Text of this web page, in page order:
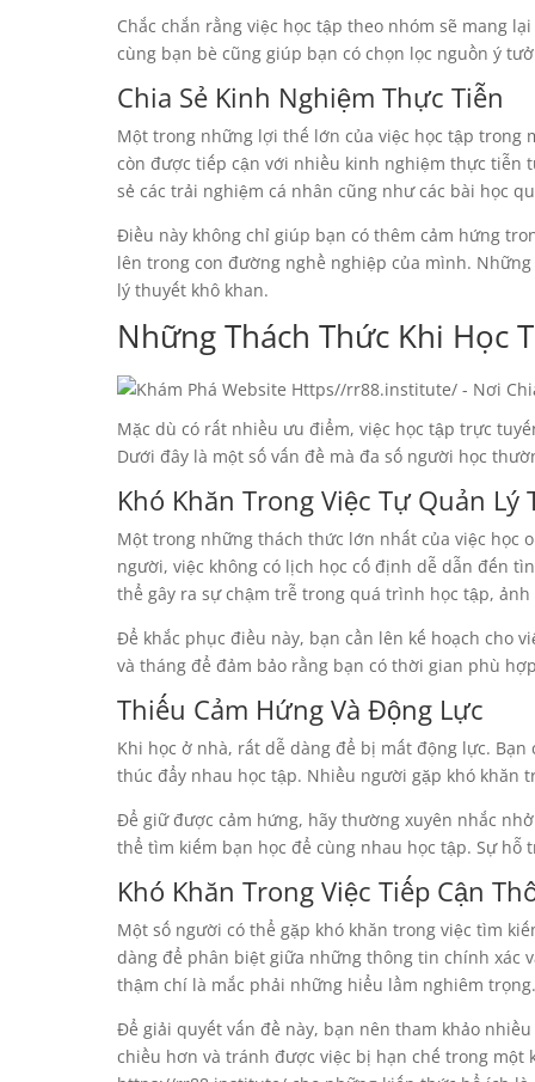
Chắc chắn rằng việc học tập theo nhóm sẽ mang
cùng bạn bè cũng giúp bạn có chọn lọc nguồn ý
Chia Sẻ Kinh Nghiệm Thực Tiễn
Một trong những lợi thế lớn của việc học tập
còn được tiếp cận với nhiều kinh nghiệm thực tiễn
sẻ các trải nghiệm cá nhân cũng như các bài học
Điều này không chỉ giúp bạn có thêm cảm hứng
lên trong con đường nghề nghiệp của mình.
lý thuyết khô khan.
Những Thách Thức Khi Học
Mặc dù có rất nhiều ưu điểm, việc học tập trực
Dưới đây là một số vấn đề mà đa số người học
Khó Khăn Trong Việc Tự Quản Lý
Một trong những thách thức lớn nhất của việc
người, việc không có lịch học cố định dễ dẫn đến
thể gây ra sự chậm trễ trong quá trình học tập,
Để khắc phục điều này, bạn cần lên kế hoạch cho
và tháng để đảm bảo rằng bạn có thời gian phù
Thiếu Cảm Hứng Và Động Lực
Khi học ở nhà, rất dễ dàng để bị mất động lực.
thúc đẩy nhau học tập. Nhiều người gặp khó khăn
Để giữ được cảm hứng, hãy thường xuyên nhắc
thể tìm kiếm bạn học để cùng nhau học tập. Sự
Khó Khăn Trong Việc Tiếp Cận
Một số người có thể gặp khó khăn trong việc tìm
dàng để phân biệt giữa những thông tin chính xác
thậm chí là mắc phải những hiểu lầm nghiêm trọng.
Để giải quyết vấn đề này, bạn nên tham khảo
chiều hơn và tránh được việc bị hạn chế trong